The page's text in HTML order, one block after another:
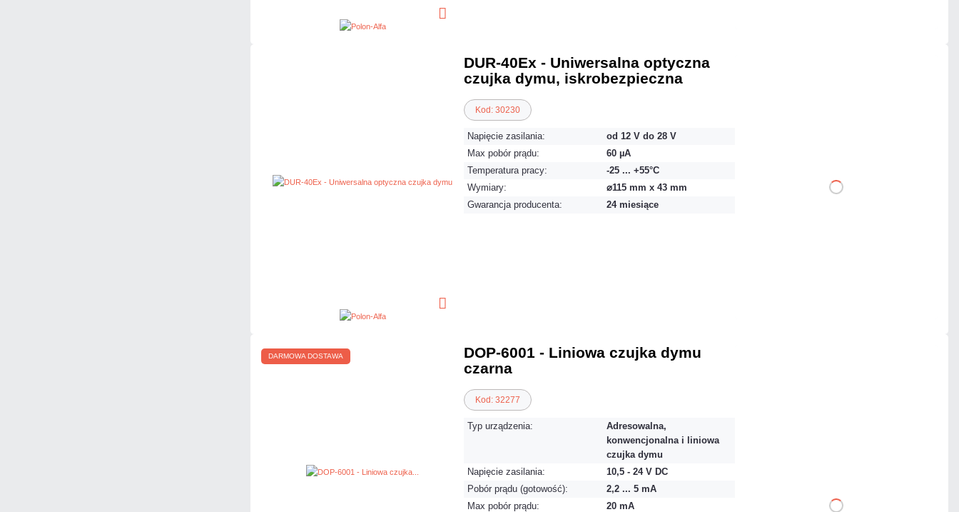
DUR-40Ex - Uniwersalna optyczna
czujka dymu, iskrobezpieczna
Kod: 30230
Napięcie zasilania:
od 12 V do 28 V
Max pobór prądu:
60 µA
Temperatura pracy:
-25 ... +55°C
Wymiary:
⌀115 mm x 43 mm
Gwarancja producenta:
24 miesiące
DO KOSZYKA
DARMOWA DOSTAWA
DOP-6001 - Liniowa czujka dymu
czarna
Kod: 32277
Typ urządzenia:
Adresowalna,
konwencjonalna i liniowa
czujka dymu
Napięcie zasilania:
10,5 - 24 V DC
Pobór prądu (gotowość):
2,2 ... 5 mA
Max pobór prądu:
20 mA